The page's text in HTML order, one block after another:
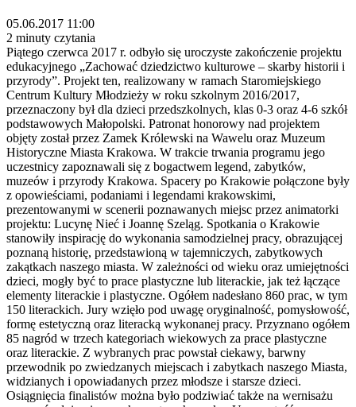
05.06.2017 11:00
2 minuty czytania
Piątego czerwca 2017 r. odbyło się uroczyste zakończenie projektu
edukacyjnego „Zachować dziedzictwo kulturowe – skarby historii i
przyrody”. Projekt ten, realizowany w ramach Staromiejskiego
Centrum Kultury Młodzieży w roku szkolnym 2016/2017,
przeznaczony był dla dzieci przedszkolnych, klas 0-3 oraz 4-6 szkół
podstawowych Małopolski. Patronat honorowy nad projektem
objęty został przez Zamek Królewski na Wawelu oraz Muzeum
Historyczne Miasta Krakowa. W trakcie trwania programu jego
uczestnicy zapoznawali się z bogactwem legend, zabytków,
muzeów i przyrody Krakowa. Spacery po Krakowie połączone były
z opowieściami, podaniami i legendami krakowskimi,
prezentowanymi w scenerii poznawanych miejsc przez animatorki
projektu: Lucynę Nieć i Joannę Szeląg. Spotkania o Krakowie
stanowiły inspirację do wykonania samodzielnej pracy, obrazującej
poznaną historię, przedstawioną w tajemniczych, zabytkowych
zakątkach naszego miasta. W zależności od wieku oraz umiejętności
dzieci, mogły być to prace plastyczne lub literackie, jak też łączące
elementy literackie i plastyczne. Ogółem nadesłano 860 prac, w tym
150 literackich. Jury wzięło pod uwagę oryginalność, pomysłowość,
formę estetyczną oraz literacką wykonanej pracy. Przyznano ogółem
85 nagród w trzech kategoriach wiekowych za prace plastyczne
oraz literackie. Z wybranych prac powstał ciekawy, barwny
przewodnik po zwiedzanych miejscach i zabytkach naszego Miasta,
widzianych i opowiadanych przez młodsze i starsze dzieci.
Osiągnięcia finalistów można było podziwiać także na wernisażu